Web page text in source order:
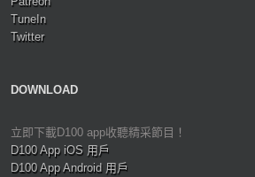
TuneIn
Twitter
DOWNLOAD
立即下載D100 app收聽精采節目！
D100 App iOS 用戶
D100 App Android 用戶